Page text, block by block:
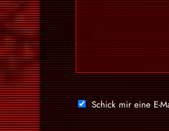
Schick mir eine E-